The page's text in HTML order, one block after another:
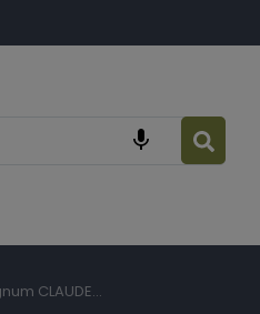

CLAUDE...